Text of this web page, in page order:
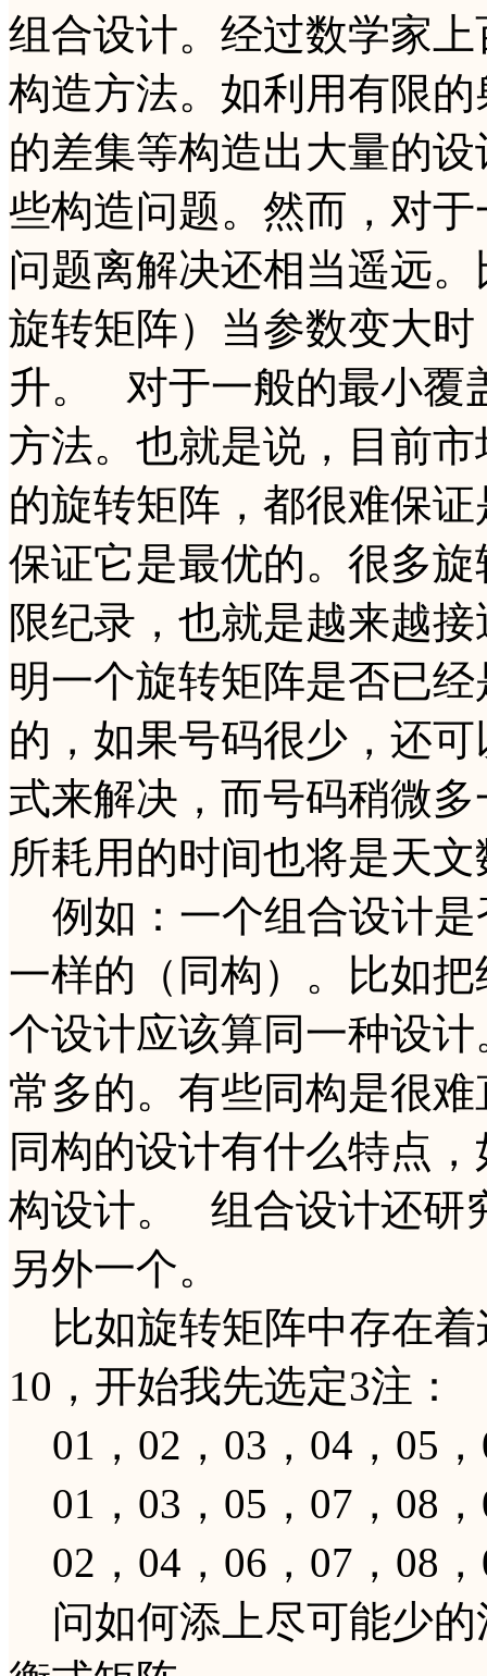
组合设计。经过数学家
构造方法。如利用有限
的差集等构造出大量的
些构造问题。然而，对
问题离解决还相当遥远
旋转矩阵）当参数变大
升。 对于一般的最小覆
方法。也就是说，目前
的旋转矩阵，都很难保
保证它是最优的。很多
限纪录，也就是越来越
明一个旋转矩阵是否已
的，如果号码很少，还
式来解决，而号码稍微
所耗用的时间也将是天
例如：一个组合设计是
一样的（同构）。比如
个设计应该算同一种设
常多的。有些同构是很
同构的设计有什么特点
构设计。 组合设计还研
另外一个。
比如旋转矩阵中存在着
10，开始我先选定3注：
01，02，03，04，05
01，03，05，07，08
02，04，06，07，08
问如何添上尽可能少的